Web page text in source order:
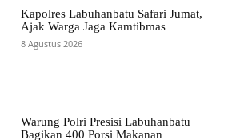
Kapolres Labuhanbatu Safari Jumat,
Ajak Warga Jaga Kamtibmas
8 Agustus 2026
Warung Polri Presisi Labuhanbatu
Bagikan 400 Porsi Makanan